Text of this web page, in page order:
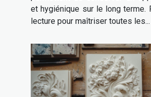
et hygiénique sur le long terme.
lecture pour maîtriser toutes les...